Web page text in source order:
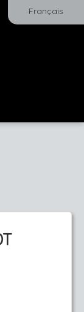
Français